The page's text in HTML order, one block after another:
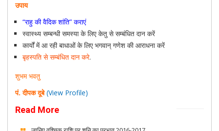
उपाय
“राहु की वैदिक शांति” कराएं
स्वास्थ्य सम्बन्धी समस्या के लिए केतु से सम्बंधित दान करें
कार्यों में आ रही बाधाओं के लिए भगवान् गणेश की आराधना करें
बृहस्पति से सम्बंधित दान करे.
शुभम भवतु
पं. दीपक दूबे(View Profile)
Read More